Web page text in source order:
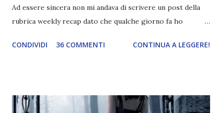
Ad essere sincera non mi andava di scrivere un post della
rubrica weekly recap dato che qualche giorno fa ho
troppo creare un nuovo banner xD Nella puntata di oggi vi
di dire in un libro? Ad esempio, i capelli arruffati . TUTTI I
CONDIVIDI 36 COMMENTI CONTINUA A LEGGERE!